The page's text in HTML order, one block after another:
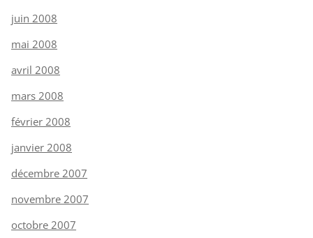
juin 2008
mai 2008
avril 2008
mars 2008
février 2008
janvier 2008
décembre 2007
novembre 2007
octobre 2007